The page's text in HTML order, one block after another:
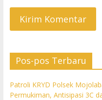
Pos-pos Terbaru
Patroli KRYD Polsek
Permukiman, Antisipasi 3C